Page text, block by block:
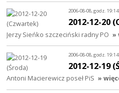
2006-08-08, godz. 19:14
2012-12-20
Jerzy Sieńko szczeciński radny PO »
2006-08-08, godz. 19:14
2012-12-19
Antoni Macierewicz poseł PiS »